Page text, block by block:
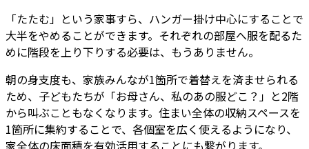
「たたむ」という家事すら、ハンガー掛け中心にすることで
大半をやめることができます。それぞれの部屋へ服を配るた
めに階段を上り下りする必要は、もうありません。
朝の身支度も、家族みんなが1箇所で着替えを済ませられる
ため、子どもたちが「お母さん、私のあの服どこ？」と2階
から叫ぶこともなくなります。住まい全体の収納スペースを
1箇所に集約することで、各個室を広く使えるようになり、
家全体の床面積を有効活用することにも繋がります。